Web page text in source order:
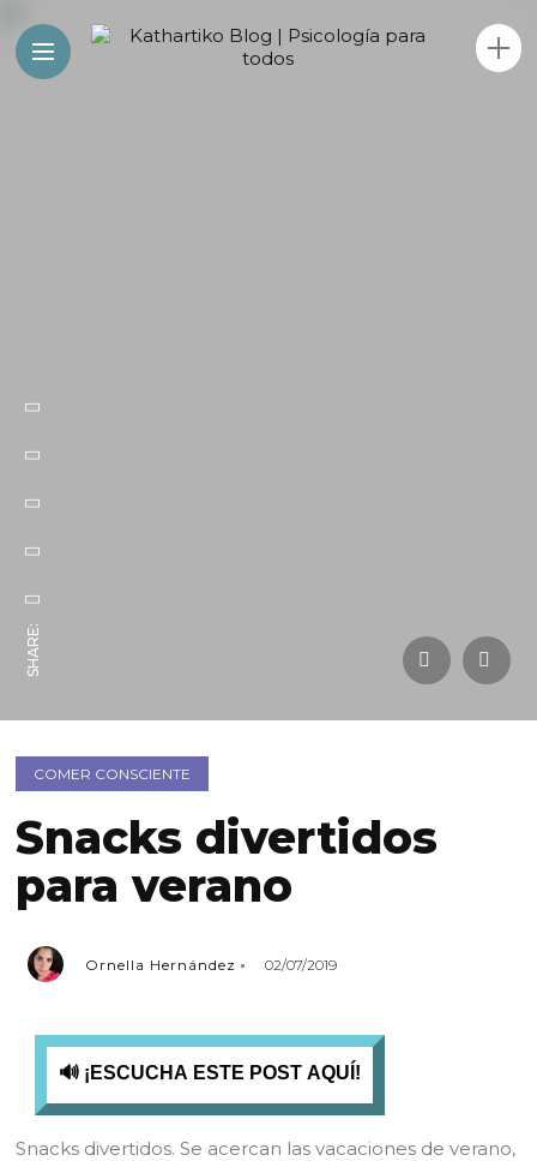
SHARE:
COMER CONSCIENTE
Snacks divertidos
para verano
Ornella Hernández 02/07/2019
🔊 ¡ESCUCHA ESTE POST AQUÍ!
Snacks divertidos. Se acercan las vacaciones de verano,